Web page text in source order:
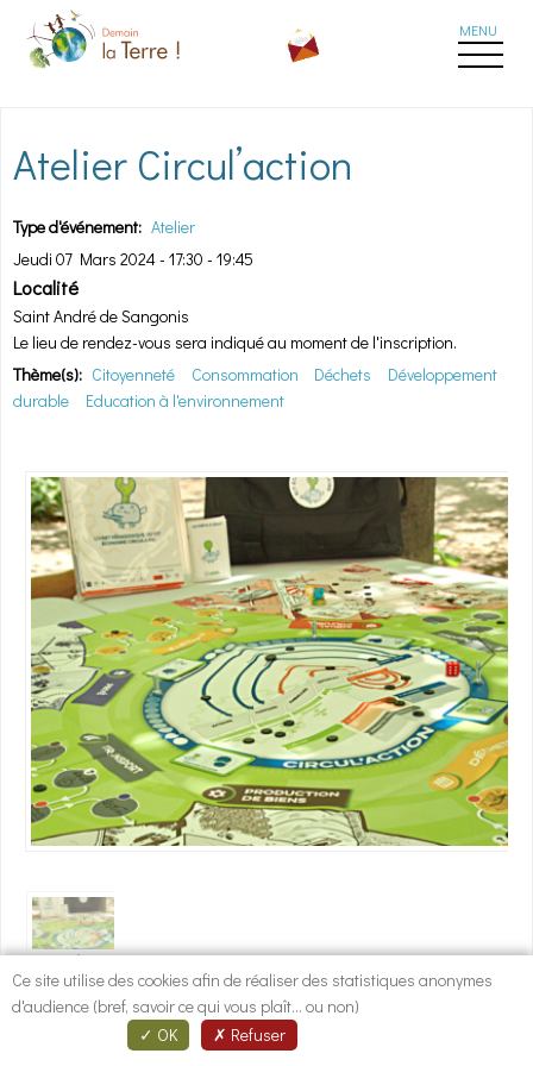
Aller au contenu principal
Atelier Circul’action
Type d'événement: Atelier
Jeudi 07 Mars 2024 - 17:30 - 19:45
Localité
Saint André de Sangonis
Le lieu de rendez-vous sera indiqué au moment de l'inscription.
Thème(s): Citoyenneté Consommation Déchets
Développement
durable
Education à l'environnement
Descriptif
Laissez-vous embarquer dans un territoire-type où vous découvrirez, en
jouant, des actions concrètes pour réduire nos impacts
environnementaux et sociaux au quotidien. Ce jeu de plateau coopératif
Ce site utilise des cookies afin de réaliser des statistiques anonymes
d'audience (bref, savoir ce qui vous plaît... ou non)
OK
Refuser